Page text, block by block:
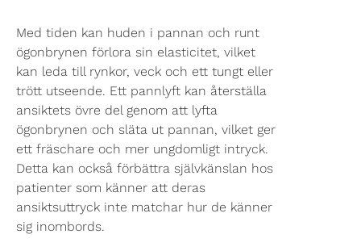
Med tiden kan huden i pannan och runt
ögonbrynen förlora sin elasticitet, vilket
kan leda till rynkor, veck och ett tungt eller
trött utseende. Ett pannlyft kan återställa
ansiktets övre del genom att lyfta
ögonbrynen och släta ut pannan, vilket ger
ett fräschare och mer ungdomligt intryck.
Detta kan också förbättra självkänslan hos
patienter som känner att deras
ansiktsuttryck inte matchar hur de känner
sig inombords.